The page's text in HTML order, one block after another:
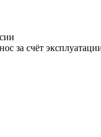
за счёт